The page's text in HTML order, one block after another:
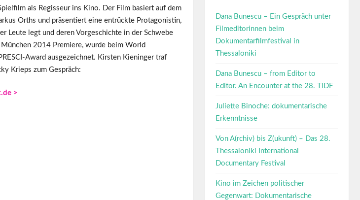
als Regisseur ins Kino. Der Film basiert auf dem
Orths und präsentiert eine entrückte Protagonistin,
Leute legt und deren Vorgeschichte in der Schwebe
2014 Premiere, wurde beim World
Award ausgezeichnet. Kirsten Kieninger traf
Krieps zum Gespräch:
>
Dana Bunescu – Ein Gespräch unter
Filmeditorinnen beim
Dokumentarfilmfestival in
Thessaloniki
Dana Bunescu – from Editor to
Editor. An Encounter at the 28. TiDF
Juliette Binoche: dokumentarische
Erkenntnisse
Von A(rchiv) bis Z(ukunft) – Das 28.
Thessaloniki International
Documentary Festival
Kino im Zeichen politischer
Gegenwart: Dokumentarische